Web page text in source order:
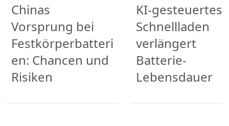
Chinas
Vorsprung bei
Festkörperbatteri
en: Chancen und
Risiken
KI-gesteuertes
Schnellladen
verlängert
Batterie-
Lebensdauer